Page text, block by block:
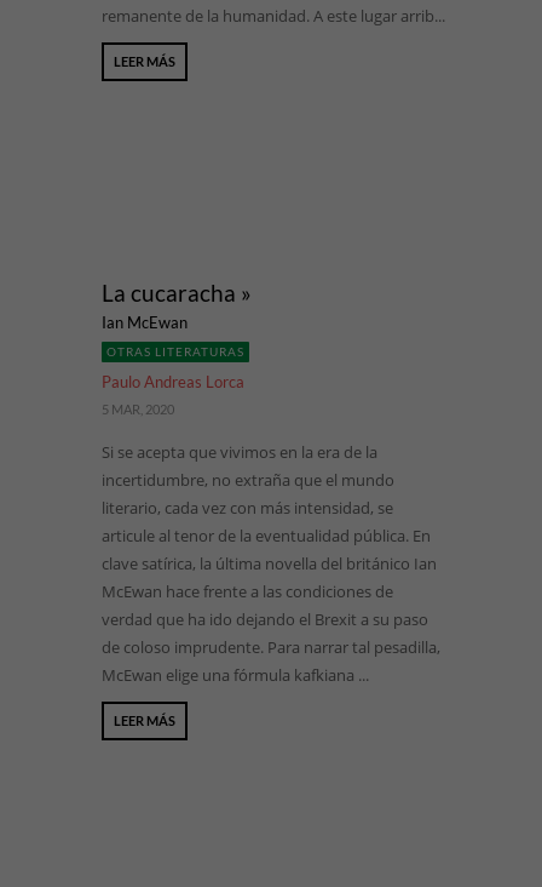
remanente de la humanidad. A este lugar arrib...
LEER MÁS
La cucaracha »
Ian McEwan
OTRAS LITERATURAS
Paulo Andreas Lorca
5 MAR, 2020
Si se acepta que vivimos en la era de la
incertidumbre, no extraña que el mundo
literario, cada vez con más intensidad, se
articule al tenor de la eventualidad pública. En
clave satírica, la última novella del británico Ian
McEwan hace frente a las condiciones de
verdad que ha ido dejando el Brexit a su paso
de coloso imprudente. Para narrar tal pesadilla,
McEwan elige una fórmula kafkiana ...
LEER MÁS